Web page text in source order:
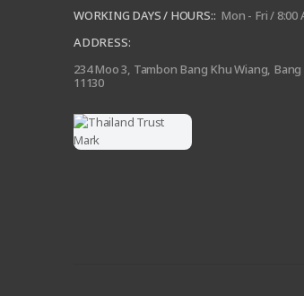
WORKING DAYS / HOURS:: Mon - Fri / 8:00
ADDRESS:
234 Moo 3, Tambon Bang Khu Wiang,
11130